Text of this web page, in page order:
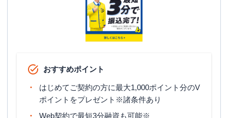
おすすめポイント
はじめてご契約の方に最大1,000ポイント分のV
ポイントをプレゼント※諸条件あり
Web契約で最短3分融資も可能※